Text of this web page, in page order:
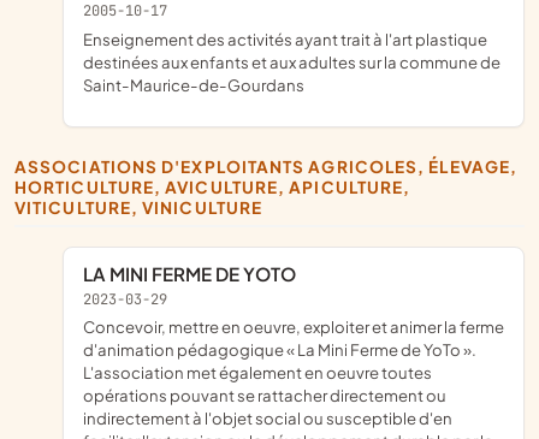
2005-10-17
enseignement des activités ayant trait à l'art plastique
destinées aux enfants et aux adultes sur la commune de
Saint-Maurice-de-Gourdans
ASSOCIATIONS D'EXPLOITANTS AGRICOLES, ÉLEVAGE,
HORTICULTURE, AVICULTURE, APICULTURE,
VITICULTURE, VINICULTURE
LA MINI FERME DE YOTO
2023-03-29
concevoir, mettre en oeuvre, exploiter et animer la ferme
d'animation pédagogique « La Mini Ferme de YoTo ».
L'association met également en oeuvre toutes
opérations pouvant se rattacher directement ou
indirectement à l'objet social ou susceptible d'en